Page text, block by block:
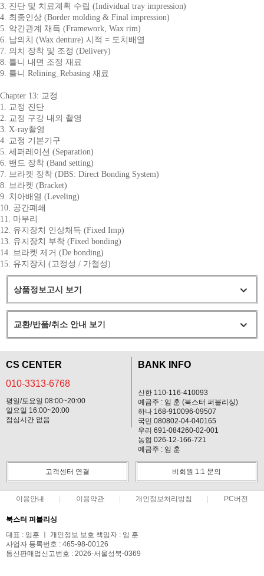
3. 진단 및 치료계획 수립 (Individual tray impression)
4. 최종인상 (Border molding & Final impression)
5. 악간관계 채득 (Framework, Wax rim)
6. 납의치 (Wax denture) 시적 = 도치배열
7. 의치 장착 및 조정 (Delivery)
8. 틀니 내면 조정 재료
9. 틀니 Relining_Rebasing 재료
Chapter 13: 교정
1. 교정 진단
2. 교정 구강 내외 촬영
3. X-ray촬영
4. 교정 기본기구
5. 세퍼레이션 (Separation)
6. 밴드 장착 (Band setting)
7. 브라켓 장착 (DBS: Direct Bonding System)
8. 브라켓 (Bracket)
9. 치아배열 (Leveling)
10. 공간폐쇄
11. 마무리
12. 유지장치 인상채득 (Fixed Imp)
13. 유지장치 부착 (Fixed bonding)
14. 브라켓 제거 (De bonding)
15. 유지장치 (고정성 / 가철성)
상품정보고시 보기
교환/반품/취소 안내 보기
CS CENTER
010-3313-6768
평일/토요일 08:00~20:00
일요일 16:00~20:00
점심시간 없음
BANK INFO
신한 110-116-410093
예금주 : 임 훈 (북스터 퍼블리싱)
하나 168-910096-09507
국민 080802-04-040165
우리 691-084260-02-001
농협 026-12-166-721
예금주 : 임 훈
고객센터 연결 비회원 1:1 문의
이용안내 이용약관 개인정보처리방침 PC버전
북스터 퍼블리싱
대표 : 임훈 ㅣ 개인정보 보호 책임자 : 임 훈
사업자 등록번호 : 465-98-00126
통신판매업신고번호 : 2026-서울성북-0369